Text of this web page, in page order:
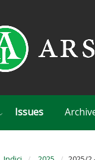
Issues